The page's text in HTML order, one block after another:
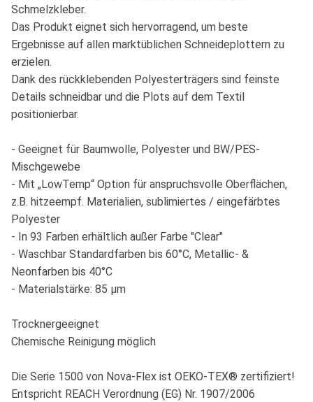
Schmelzkleber.
Das Produkt eignet sich hervorragend, um beste
Ergebnisse auf allen marktüblichen Schneideplottern zu
erzielen.
Dank des rückklebenden Polyesterträgers sind feinste
Details schneidbar und die Plots auf dem Textil
positionierbar.
- Geeignet für Baumwolle, Polyester und BW/PES-
Mischgewebe
- Mit „LowTemp“ Option für anspruchsvolle Oberflächen,
z.B. hitzeempf. Materialien, sublimiertes / eingefärbtes
Polyester
- In 93 Farben erhältlich außer Farbe "Clear"
- Waschbar Standardfarben bis 60°C, Metallic- &
Neonfarben bis 40°C
- Materialstärke: 85 µm
Trocknergeeignet
Chemische Reinigung möglich
Die Serie 1500 von Nova-Flex ist OEKO-TEX® zertifiziert!
Entspricht REACH Verordnung (EG) Nr. 1907/2006